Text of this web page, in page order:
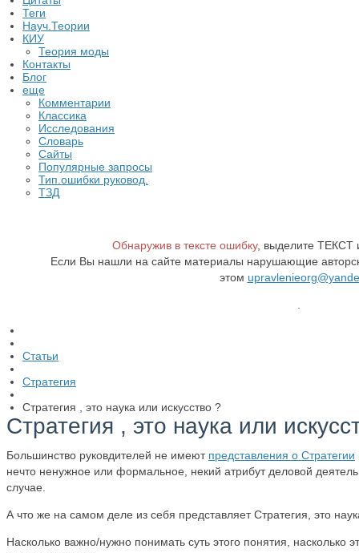
Теги
Науч.Теории
КИУ
Теория моды
Контакты
Блог
еще
Комментарии
Классика
Исследования
Словарь
Сайты
Популярные запросы
Тип.ошибки руковод.
ТЗД
Обнаружив в тексте ошибку, выделите ТЕКСТ
Если Вы нашли на сайте материалы нарушающие
этом
Статьи
Стратегия
Стратегия , это наука или искусство ?
Стратегия , это наука или
Большинство руковдителей не имеют представления о Стратегии
нечто ненужное или формальное, некий атрибут деловой
случае.
А что же на самом деле из себя представляет Стратегия, это
Насколько важно/нужно понимать суть этого понятия, насколько